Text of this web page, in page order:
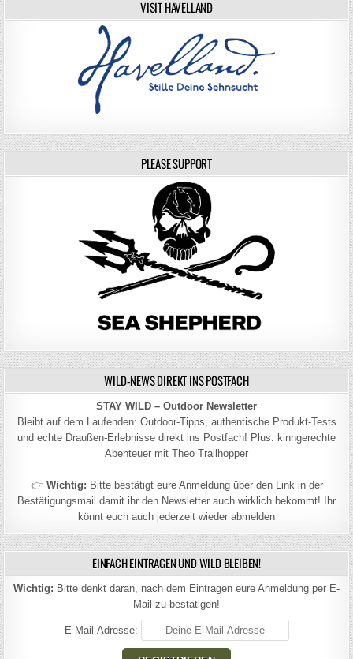
VISIT HAVELLAND
PLEASE SUPPORT
WILD-NEWS DIREKT INS POSTFACH
STAY WILD – Outdoor Newsletter
Bleibt auf dem Laufenden: Outdoor-Tipps, authentische Produkt-Tests
und echte Draußen-Erlebnisse direkt ins Postfach! Plus: kinngerechte
Abenteuer mit Theo Trailhopper
👉 Wichtig: Bitte bestätigt eure Anmeldung über den Link in der
Bestätigungsmail damit ihr den Newsletter auch wirklich bekommt! Ihr
könnt euch auch jederzeit wieder abmelden
EINFACH EINTRAGEN UND WILD BLEIBEN!
Wichtig: Bitte denkt daran, nach dem Eintragen eure Anmeldung per E-
Mail zu bestätigen!
E-Mail-Adresse: